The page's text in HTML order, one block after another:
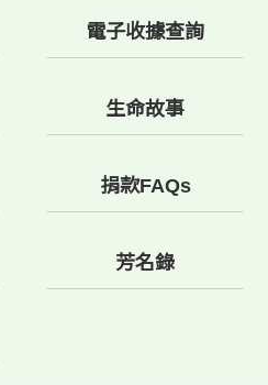
電子收據查詢
生命故事
捐款FAQs
芳名錄